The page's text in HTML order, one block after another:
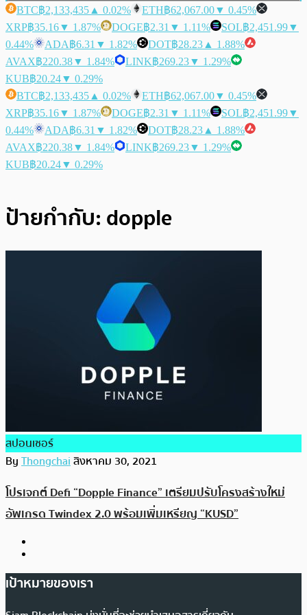
BTC฿2,133,435 ▲ 0.02% ETH฿62,067.00▼ 0.45%
XRP฿35.16▼ 1.87% DOGE฿2.31 ▼ 1.11% SOL฿2,451.99▼
0.44%
ADA฿6.31 ▼ 1.82% DOT฿28.23 ▲ 1.88%
AVAX฿220.38▼ 1.84% LINK฿269.23▼ 1.29%
KUB฿20.24▼ 0.29%
BTC฿2,133,435 ▲ 0.02% ETH฿62,067.00▼ 0.45%
XRP฿35.16▼ 1.87% DOGE฿2.31 ▼ 1.11% SOL฿2,451.99▼
0.44%
ADA฿6.31 ▼ 1.82% DOT฿28.23 ▲ 1.88%
AVAX฿220.38▼ 1.84% LINK฿269.23▼ 1.29%
KUB฿20.24▼ 0.29%
ป้ายกำกับ: dopple
สปอนเซอร์
ByThongchaiสิงหาคม 30, 2021
โปรเจกต์ Defi “Dopple Finance” เตรียมปรับโครงสร้างใหม่
อัพเกรด Twindex 2.0 พร้อมเพิ่มเหรียญ “KUSD”
เป้าหมายของเรา